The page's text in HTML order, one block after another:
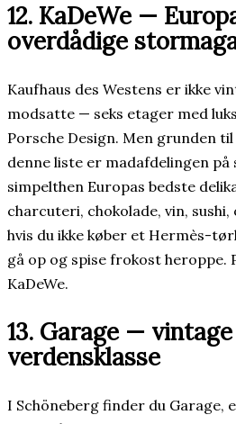
12. KaDeWe —
overdådige
Kaufhaus des Westens er ikke
modsatte — seks etager med
Porsche Design. Men grunden
denne liste er madafdelingen
simpelthen Europas bedste
charcuteri, chokolade, vin, sushi,
hvis du ikke køber et Hermès-
gå op og spise frokost heroppe.
KaDeWe.
13. Garage —
verdensklasse
I Schöneberg finder du Garage,